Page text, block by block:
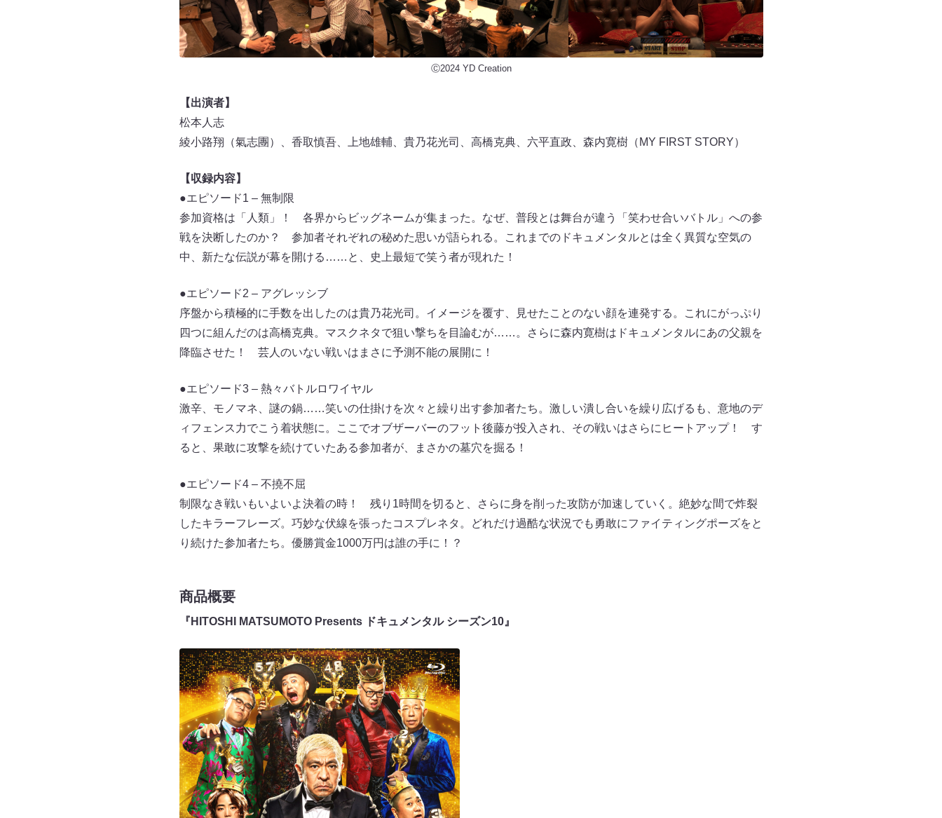
Ⓒ2024 YD Creation
【出演者】
松本人志
綾小路翔（氣志團）、香取慎吾、上地雄輔、貴乃花光司、高橋克典、六平直政、森内寛樹（MY FIRST STORY）
【収録内容】
●エピソード1 – 無制限
参加資格は「人類」！ 各界からビッグネームが集まった。なぜ、普段とは舞台が違う「笑わせ合いバトル」への参
戦を決断したのか？ 参加者それぞれの秘めた思いが語られる。これまでのドキュメンタルとは全く異質な空気の
中、新たな伝説が幕を開ける……と、史上最短で笑う者が現れた！
●エピソード2 – アグレッシブ
序盤から積極的に手数を出したのは貴乃花光司。イメージを覆す、見せたことのない顔を連発する。これにがっぷり
四つに組んだのは高橋克典。マスクネタで狙い撃ちを目論むが……。さらに森内寛樹はドキュメンタルにあの父親を
降臨させた！ 芸人のいない戦いはまさに予測不能の展開に！
●エピソード3 – 熱々バトルロワイヤル
激辛、モノマネ、謎の鍋……笑いの仕掛けを次々と繰り出す参加者たち。激しい潰し合いを繰り広げるも、意地のデ
ィフェンス力でこう着状態に。ここでオブザーバーのフット後藤が投入され、その戦いはさらにヒートアップ！ す
ると、果敢に攻撃を続けていたある参加者が、まさかの墓穴を掘る！
●エピソード4 – 不撓不屈
制限なき戦いもいよいよ決着の時！ 残り1時間を切ると、さらに身を削った攻防が加速していく。絶妙な間で炸裂
したキラーフレーズ。巧妙な伏線を張ったコスプレネタ。どれだけ過酷な状況でも勇敢にファイティングポーズをと
り続けた参加者たち。優勝賞金1000万円は誰の手に！？
商品概要
『HITOSHI MATSUMOTO Presents ドキュメンタル シーズン10』